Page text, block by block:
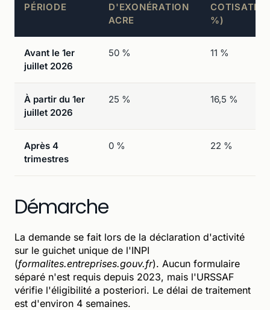
PÉRIODE
D'EXONÉRATION
ACRE
%)
Avant le 1er
juillet 2026
50 % 11 %
À partir du 1er
juillet 2026
25 % 16,5 %
Après 4
trimestres
0 % 22 %
Démarche
La demande se fait lors de la déclaration d'activité
sur le guichet unique de l'INPI
(formalites.entreprises.gouv.fr). Aucun formulaire
séparé n'est requis depuis 2023, mais l'URSSAF
vérifie l'éligibilité a posteriori. Le délai de traitement
est d'environ 4 semaines.